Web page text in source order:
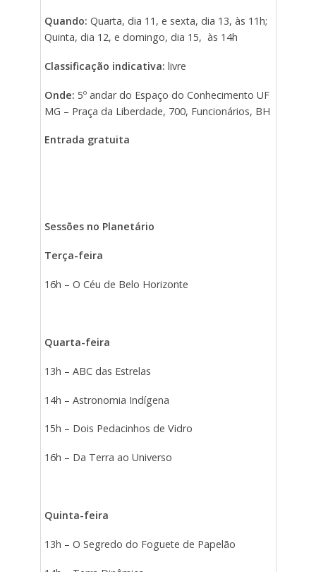
Quando: Quarta, dia 11, e sexta, dia 13, às 11h;
Quinta, dia 12, e domingo, dia 15, às 14h
Classificação indicativa: livre
Onde: 5º andar do Espaço do Conhecimento UF
MG – Praça da Liberdade, 700, Funcionários, BH
Entrada gratuita
Sessões no Planetário
Terça-feira
16h – O Céu de Belo Horizonte
Quarta-feira
13h – ABC das Estrelas
14h – Astronomia Indígena
15h – Dois Pedacinhos de Vidro
16h – Da Terra ao Universo
Quinta-feira
13h – O Segredo do Foguete de Papelão